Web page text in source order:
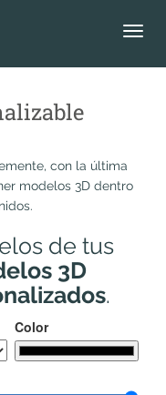
T
v
con la última
modelos 3D dentro
de tus
3D
.
Color